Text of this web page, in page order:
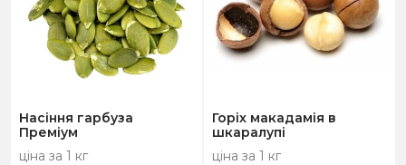
Насіння гарбуза
Преміум
ціна за 1 кг
Горіх макадамія в
шкаралупі
ціна за 1 кг